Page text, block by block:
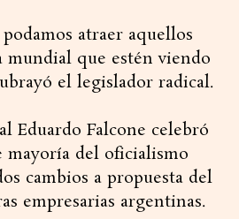
atraer aquellos
mundial que estén viendo
el legislador radical.
Eduardo Falcone celebró
mayoría del oficialismo
cambios a propuesta del
empresarias argentinas.